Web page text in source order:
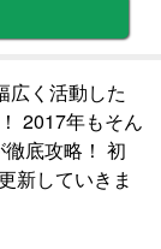
広く活動した
2017年もそん
底攻略！ 初
新していきま